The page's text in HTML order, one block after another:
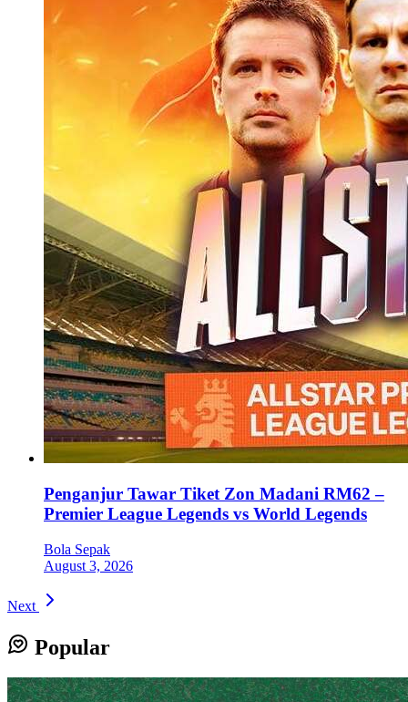
Penganjur Tawar Tiket Zon Madani RM62 –
Premier League Legends vs World Legends
Bola Sepak
August 3, 2026
Next
Popular